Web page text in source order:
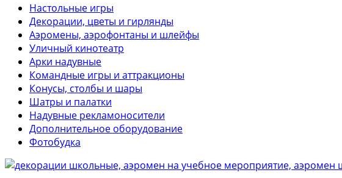
Настольные игры
Декорации, цветы и гирлянды
Аэромены, аэрофонтаны и шлейфы
Уличный кинотеатр
Арки надувные
Командные игры и аттракционы
Конусы, столбы и шары
Шатры и палатки
Надувные рекламоносители
Дополнительное оборудование
Фотобудка